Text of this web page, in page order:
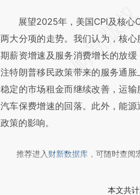
展望2025年，美国CPI及核心
两大分项的走势。我们认为，核
期薪资增速及服务消费增长的放
注特朗普移民政策带来的服务通
稳定的市场租金而继续改善，运
汽车保费增速的回落。此外，能
政策的影响。
推荐进入 财新数据库 ，可随时查阅
本文共